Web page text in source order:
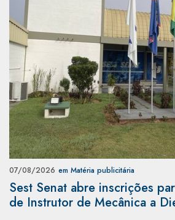
07/08/2026 em Matéria publicitária
Sest Senat abre inscrições
de Instrutor de Mecânica a